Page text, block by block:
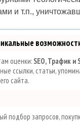
и т.п.,
оценки: SEO, Трафик и
ссылки, статьи,
сайта.
подбор запросов,